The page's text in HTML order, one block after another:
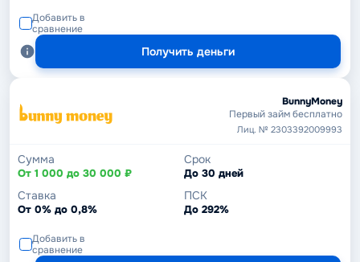
Добавить в
сравнение
Получить деньги
BunnyMoney
Первый займ бесплатно
Лиц. № 2303392009993
Сумма
От 1 000 до 30 000 ₽
Срок
До 30 дней
Ставка
От 0% до 0,8%
ПСК
До 292%
Добавить в
сравнение